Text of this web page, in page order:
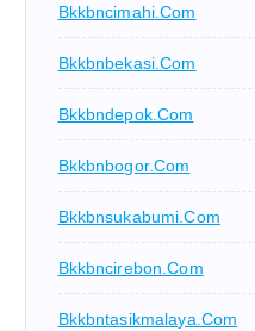
Bkkbncimahi.com
Bkkbnbekasi.com
Bkkbndepok.com
Bkkbnbogor.com
Bkkbnsukabumi.com
Bkkbncirebon.com
Bkkbntasikmalaya.com